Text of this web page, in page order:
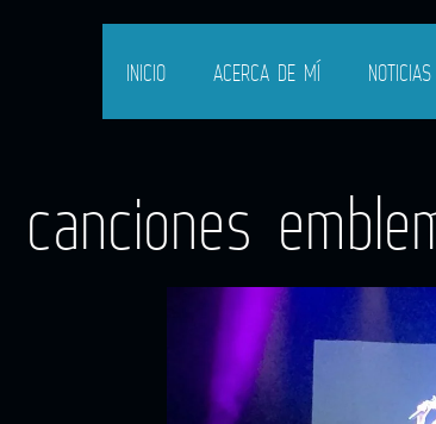
INICIO ACERCA DE MÍ NOTICIAS